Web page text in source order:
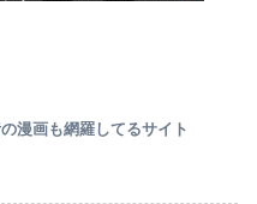
漫画も網羅してるサイト